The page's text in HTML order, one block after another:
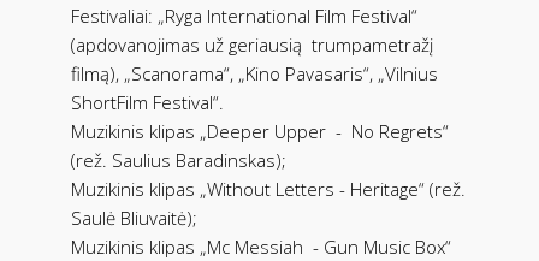
Festivaliai: „Ryga International Film Festival“
(apdovanojimas už geriausią trumpametražį
filmą), „Scanorama“, „Kino Pavasaris“, „Vilnius
ShortFilm Festival“.
Muzikinis klipas „Deeper Upper - No Regrets“
(rež. Saulius Baradinskas);
Muzikinis klipas „Without Letters - Heritage“ (rež.
Saulė Bliuvaitė);
Muzikinis klipas „Mc Messiah - Gun Music Box“